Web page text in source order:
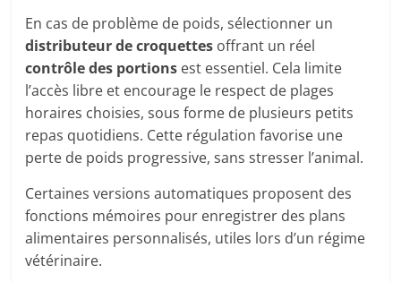
En cas de problème de poids, sélectionner un
distributeur de croquettes offrant un réel
contrôle des portions est essentiel. Cela limite
l’accès libre et encourage le respect de plages
horaires choisies, sous forme de plusieurs petits
repas quotidiens. Cette régulation favorise une
perte de poids progressive, sans stresser l’animal.
Certaines versions automatiques proposent des
fonctions mémoires pour enregistrer des plans
alimentaires personnalisés, utiles lors d’un régime
vétérinaire.